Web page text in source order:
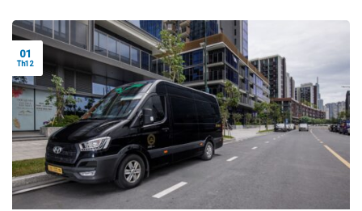
01
Th12